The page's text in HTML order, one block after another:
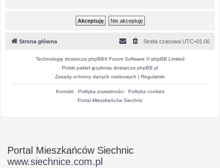
Strona główna Strefa czasowa UTC+01:00
Technologię dostarcza phpBB® Forum Software © phpBB Limited
Polski pakiet językowy dostarcza phpBB.pl
Zasady ochrony danych osobowych | Regulamin
Kontakt· Polityka prywatności· Polityka cookies
Portal Mieszkańców Siechnic
Portal Mieszkańców Siechnic
www.siechnice.com.pl